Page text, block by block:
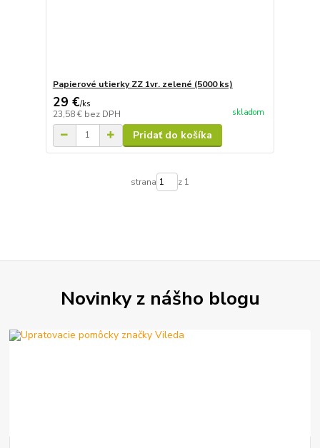
Papierové utierky ZZ 1vr. zelené (5000 ks)
29 €/ks
23,58 € bez DPH skladom
Pridať do košíka
strana z 1
Novinky z nášho blogu